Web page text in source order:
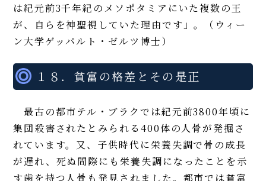
は紀元前3千年紀のメソポタミアにいた複数の王
が、自らを神聖視していた理由です」。（ウィー
ン大学ゲッパルト・ゼルツ博士）
１８．貧富の格差とその是正
最古の都市テル・ブラクでは紀元前3800年頃に
集団殺害されたとみられる400体の人骨が発掘さ
れています。又、子供時代に栄養失調で骨の成長
が遅れ、死ぬ間際にも栄養失調になったことを示
す歯を持つ人骨も発見されました。都市では貧富